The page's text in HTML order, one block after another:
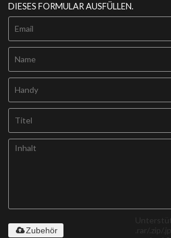
DIESES FORMULAR AUSFÜLLEN.
.rar/.zip/
Zubehör